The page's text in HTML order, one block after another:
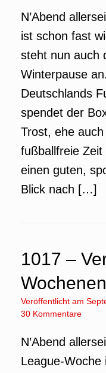
N’Abend
ist schon fast
steht nun auch
Winterpause
Deutschlands
spendet der
Trost, ehe
fußballfreie
einen guten,
Blick nach […]
1017 –
Veröffentlicht am
30 Kommentare
N’Abend
League-